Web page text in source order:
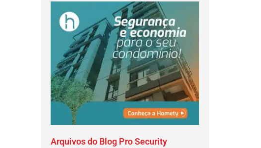
Arquivos do Blog Pro Security